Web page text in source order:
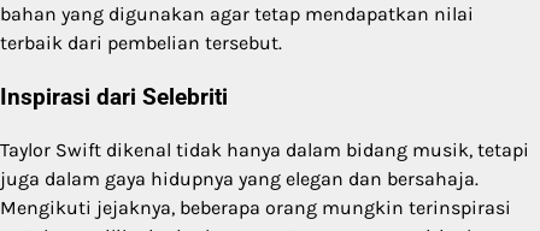
bahan yang digunakan agar tetap mendapatkan nilai
terbaik dari pembelian tersebut.
Inspirasi dari Selebriti
Taylor Swift dikenal tidak hanya dalam bidang musik, tetapi
juga dalam gaya hidupnya yang elegan dan bersahaja.
Mengikuti jejaknya, beberapa orang mungkin terinspirasi